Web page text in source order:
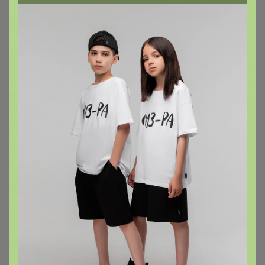
Мастер К™
Смешарики™ AKUBA™
Издательский дом ПИТЕР™
Эксмодетство™
Издательский дом «Самокат»™
БОМБОРА™
МОЗАИКА-СИНТЕЗ™
Издательская группа АСТ™
Bestway™ INTEX™
Рецепты дедушки Никиты™
Добропаровъ™
ДОЛЯНА™
LoveLife™
Крошка Я™
Уральская мануфактура™
Страна Карнавалия™
Хорошие сувениры™
Альтернатива™
IDEA™ Evis™
ERGOPOWER™
ARTLAVKA™ Calligrata™
Paw Patrol™
Школа талантов™
Маша и Медведь™
Синий трактор™